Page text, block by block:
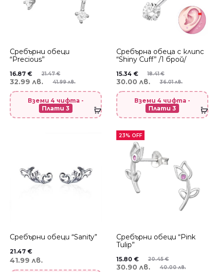
Сребърни обеци
“Precious”
21.47€
16.87 €
41.99 лв.
32.99 лв.
Вземи 4 чифта -
Плати 3
Сребърнa oбеца с клипс
“Shiny Cuff” /1 брой/
18.41€
15.34 €
36.01 лв.
30.00 лв.
Вземи 4 чифта -
Плати 3
Сребърни обеци “Sanity”
21.47 €
41.99 лв.
23% OFF
Сребърни обеци “Pink
Tulip”
20.45€
15.80 €
40.00 лв.
30.90 лв.